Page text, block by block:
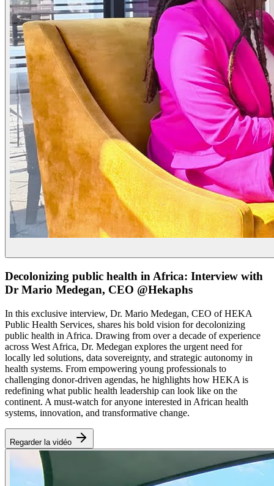
Decolonizing public health in Africa: Interview with
Dr Mario Medegan, CEO @Hekaphs
In this exclusive interview, Dr. Mario Medegan, CEO of HEKA
Public Health Services, shares his bold vision for decolonizing
public health in Africa. Drawing from over a decade of experience
across West Africa, Dr. Medegan explores the urgent need for
locally led solutions, data sovereignty, and strategic autonomy in
health systems. From empowering young professionals to
challenging donor-driven agendas, he highlights how HEKA is
redefining what public health leadership can look like on the
continent. A must-watch for anyone interested in African health
systems, innovation, and transformative change.
Regarder la vidéo